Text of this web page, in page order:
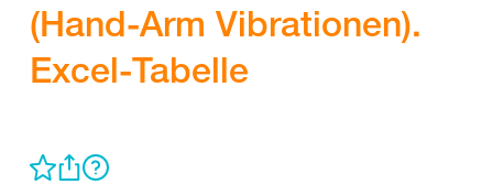
(Hand-Arm Vibrationen).
Excel-Tabelle